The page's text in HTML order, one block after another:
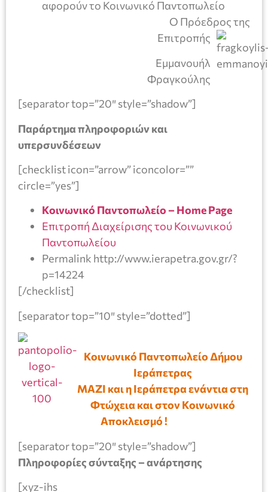
αφορούν το Κοινωνικό Παντοπωλείο
Ο Πρόεδρος της
Επιτροπής
Εμμανουήλ
Φραγκούλης
[separator top=”20″ style=”shadow”]
Παράρτημα πληροφοριών και
υπερσυνδέσεων
[checklist icon=”arrow” iconcolor=””
circle=”yes”]
Κοινωνικό Παντοπωλείο – Home Page
Επιτροπή Διαχείρισης του Κοινωνικού
Παντοπωλείου
Permalink http://www.ierapetra.gov.gr/?
p=14224
[/checklist]
[separator top=”10″ style=”dotted”]
Κοινωνικό Παντοπωλείο Δήμου
Ιεράπετρας
ΜΑΖΙ και η Ιεράπετρα ενάντια στη
Φτώχεια και στον Κοινωνικό
Αποκλεισμό !
[separator top=”20″ style=”shadow”]
Πληροφορίες σύνταξης – ανάρτησης
[xyz-ihs